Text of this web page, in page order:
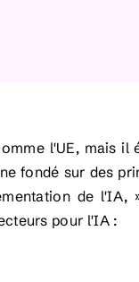
l'UE, mais il
fondé sur des
de l'IA,
pour l'IA :